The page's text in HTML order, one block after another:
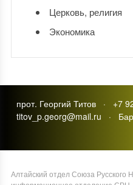
Церковь, религия
Экономика
прот. Георгий Титов · +7
titov_p.georg@mail.ru ·
Алтайский отдел Союза Русского